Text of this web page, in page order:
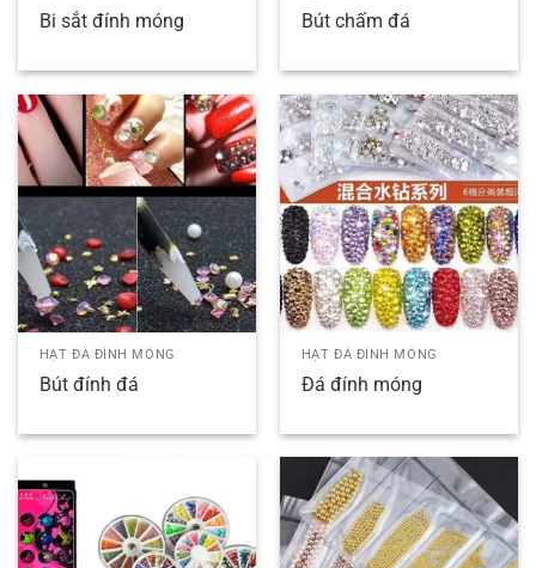
Bi sắt đính móng Bút chấm đá
HẠT ĐÁ ĐÍNH MÓNG
Bút đính đá
HẠT ĐÁ ĐÍNH MÓNG
Đá đính móng